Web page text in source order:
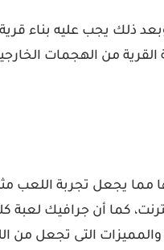
ذلك يجب عليه بناء
من الهجمات
مما يجعل تجربة اللعب
كما أن جرافيك